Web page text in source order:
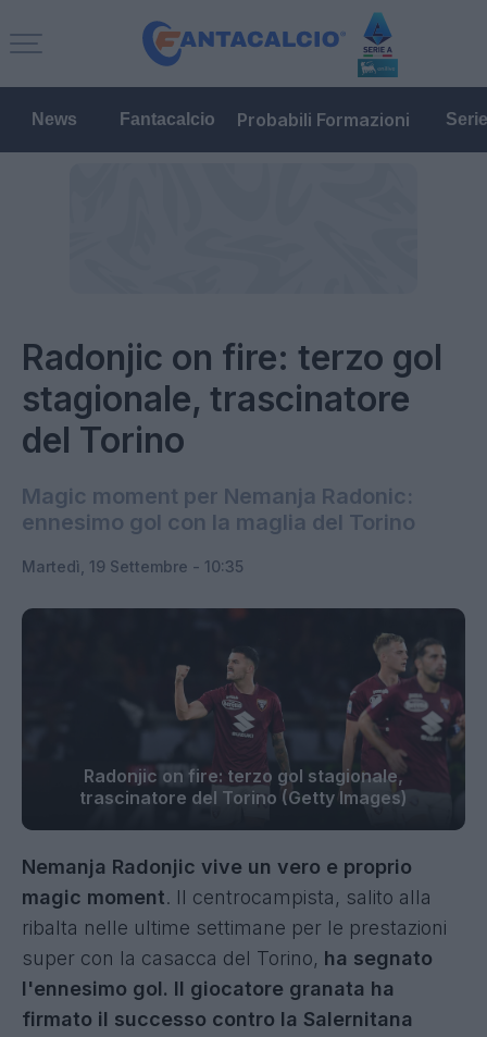
News Fantacalcio Probabili Formazioni
Radonjic on fire: terzo gol
stagionale, trascinatore
del Torino
Magic moment per Nemanja Radonic:
ennesimo gol con la maglia del Torino
Martedì, 19 Settembre - 10:35
Radonjic on fire: terzo gol stagionale,
trascinatore del Torino (Getty Images)
Nemanja Radonjic vive un vero e proprio
magic moment. Il centrocampista, salito alla
ribalta nelle ultime settimane per le prestazioni
super con la casacca del Torino, ha segnato
l'ennesimo gol. Il giocatore granata ha
firmato il successo contro la Salernitana